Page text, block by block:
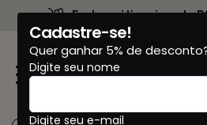
Frete grátis acima de
Cadastre-se!
Quer ganhar 5% de
Digite seu nome
Digite seu e-mail